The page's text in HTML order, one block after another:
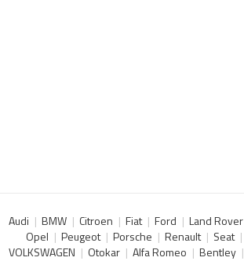
Audi BMW Citroen Fiat Ford Land Rover
Opel
Peugeot Porsche Renault Seat
VOLKSWAGEN
Otokar Alfa Romeo Bentley